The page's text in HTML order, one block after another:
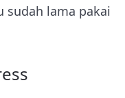
sudah lama pakai